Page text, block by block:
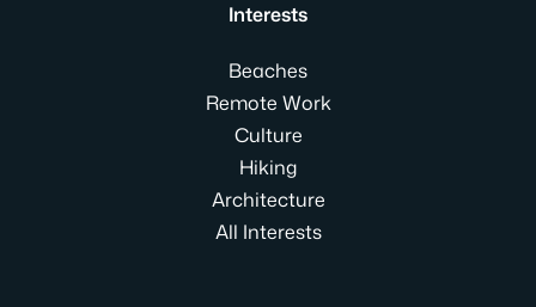
Interests
Beaches
Remote Work
Culture
Hiking
Architecture
All Interests